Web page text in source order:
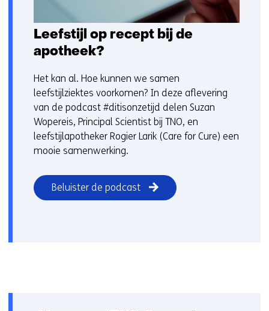
Leefstijl op recept bij de
apotheek?
Het kan al. Hoe kunnen we samen
leefstijlziektes voorkomen? In deze aflevering
van de podcast #ditisonzetijd delen Suzan
Wopereis, Principal Scientist bij TNO, en
leefstijlapotheker Rogier Larik (Care for Cure) een
mooie samenwerking.
Beluister de podcast